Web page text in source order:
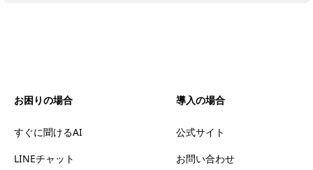
お困りの場合
すぐに聞けるAI
LINEチャット
導入の場合
公式サイト
お問い合わせ